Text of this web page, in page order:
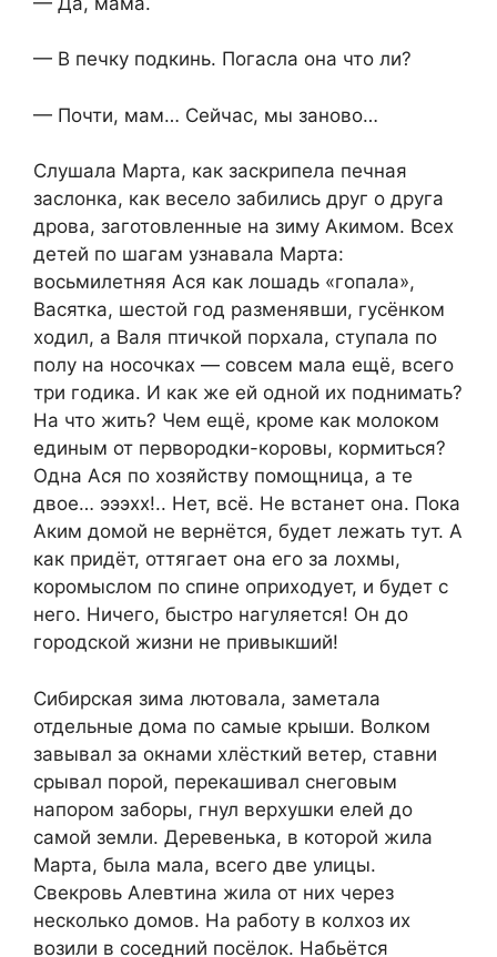
— В печку подкинь. Погасла она что ли?
— Почти, мам… Сейчас, мы заново…
Слушала Марта, как заскрипела печная
заслонка, как весело забились друг о друга
дрова, заготовленные на зиму Акимом. Всех
детей по шагам узнавала Марта:
восьмилетняя Ася как лошадь «гопала»,
Васятка, шестой год разменявши, гусёнком
ходил, а Валя птичкой порхала, ступала по
полу на носочках — совсем мала ещё, всего
три годика. И как же ей одной их поднимать?
На что жить? Чем ещё, кроме как молоком
единым от первородки-коровы, кормиться?
Одна Ася по хозяйству помощница, а те
двое… эээхх!.. Нет, всё. Не встанет она. Пока
Аким домой не вернётся, будет лежать тут. А
как придёт, оттягает она его за лохмы,
коромыслом по спине оприходует, и будет с
него. Ничего, быстро нагуляется! Он до
городской жизни не привыкший!
Сибирская зима лютовала, заметала
отдельные дома по самые крыши. Волком
завывал за окнами хлёсткий ветер, ставни
срывал порой, перекашивал снеговым
напором заборы, гнул верхушки елей до
самой земли. Деревенька, в которой жила
Марта, была мала, всего две улицы.
Свекровь Алевтина жила от них через
несколько домов. На работу в колхоз их
возили в соседний посёлок. Набьётся